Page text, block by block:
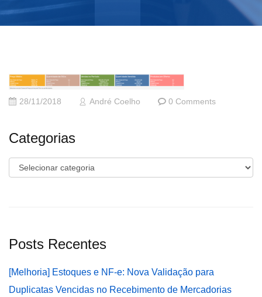
28/11/2018 André Coelho 0 Comments
Categorias
Categorias
Posts Recentes
[Melhoria] Estoques e NF-e: Nova Validação para
Duplicatas Vencidas no Recebimento de Mercadorias